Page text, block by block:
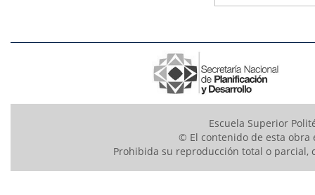
Escuela Superior
© El contenido de esta obra
Prohibida su reproducción total o